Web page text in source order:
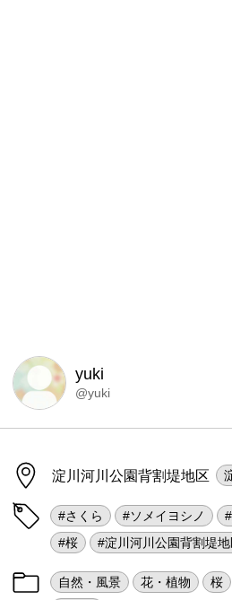
yuki
@yuki
淀川河川公園背割堤地区
#さくら #ソメイヨシノ
#桜
#淀川河川公園背割堤
自然・風景 花・植物 桜